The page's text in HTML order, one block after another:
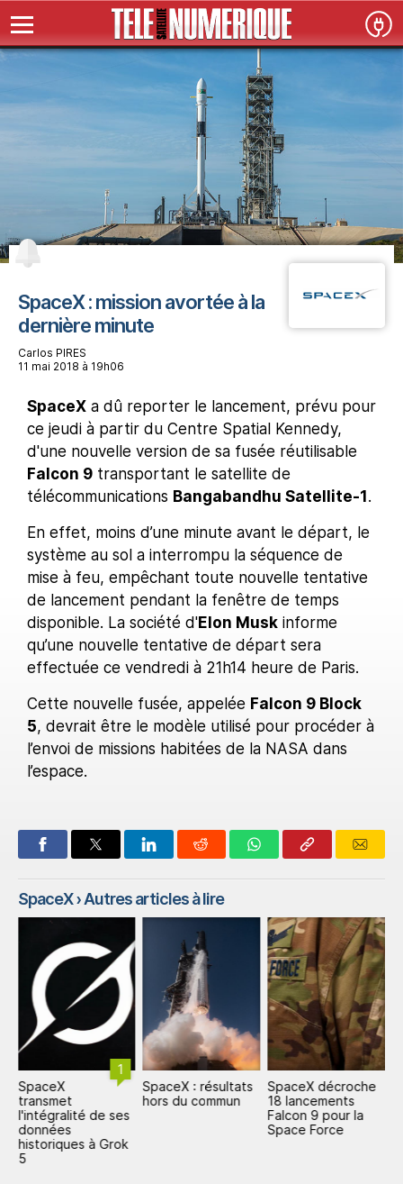
SpaceX : mission avortée à la
dernière minute
Carlos PIRES
11 mai 2018 à 19h06
SpaceX a dû reporter le lancement, prévu pour
ce jeudi à partir du Centre Spatial Kennedy,
d'une nouvelle version de sa fusée réutilisable
Falcon 9 transportant le satellite de
télécommunications Bangabandhu Satellite-1 .
En effet, moins d’une minute avant le départ, le
système au sol a interrompu la séquence de
mise à feu, empêchant toute nouvelle tentative
de lancement pendant la fenêtre de temps
disponible. La société d'Elon Musk informe
qu’une nouvelle tentative de départ sera
effectuée ce vendredi à 21h14 heure de Paris.
Cette nouvelle fusée, appelée Falcon 9 Block
5, devrait être le modèle utilisé pour procéder à
l’envoi de missions habitées de la NASA dans
l’espace.
SpaceX› Autres articles à lire
1
SpaceX
transmet
l'intégralité de ses
données
historiques à Grok
5
SpaceX : résultats
hors du commun
SpaceX décroche
18 lancements
Falcon 9 pour la
Space Force